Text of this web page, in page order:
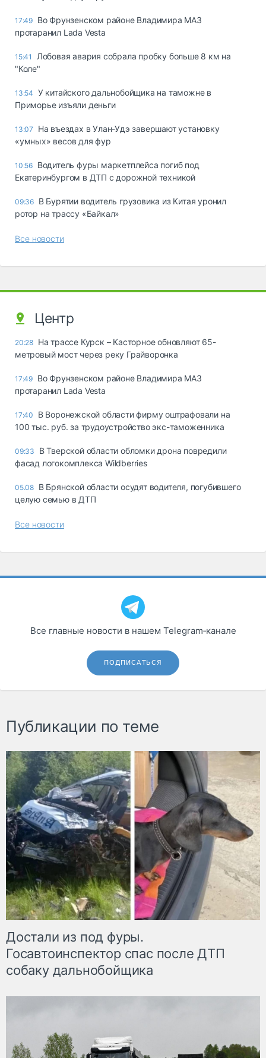
17:49 Во Фрунзенском районе Владимира МАЗ
протаранил Lada Vesta
15:41
Лобовая авария собрала пробку больше 8 км на
"Коле"
13:54 У китайского дальнобойщика на таможне в
Приморье изъяли деньги
13:07
Ha въeздax в Улaн-Удэ зaвepшaют ycтaнoвкy
«yмныx» вecoв для фyp
10:56 Водитель фуры маркетплейса погиб под
Екатеринбургом в ДТП с дорожной техникой
09:36 В Бурятии водитель грузовика из Китая уронил
ротор на трассу «Байкал»
Все новости
Центр
20:28 На трассе Курск – Касторное обновляют 65-
метровый мост через реку Грайворонка
17:49 Во Фрунзенском районе Владимира МАЗ
протаранил Lada Vesta
17:40
В Воронежской области фирму оштрафовали на
100 тыс. руб. за трудоустройство экс-таможенника
09:33
В Тверской области обломки дрона повредили
фасад логокомплекса Wildberries
05.08 В Брянской области осудят водителя, погубившего
целую семью в ДТП
Все новости
Все главные новости в нашем Telegram‑канале
ПОДПИСАТЬСЯ
Публикации по теме
Достали из под фуры.
Госавтоинспектор спас после ДТП
собаку дальнобойщика